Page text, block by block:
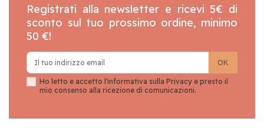
Registrati alla newsletter e ricevi 5€ di
sconto sul tuo prossimo ordine, minimo
50 €!
Ho letto e accetto l'informativa sulla Privacy e presto il
mio consenso alla ricezione di comunicazioni.